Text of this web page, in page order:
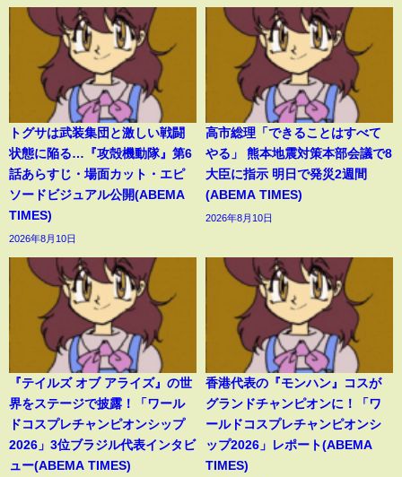
トグサは武装集団と激しい戦闘
状態に陥る…『攻殻機動隊』第6
話あらすじ・場面カット・エピ
ソードビジュアル公開(ABEMA
TIMES)
2026年8月10日
高市総理「できることはすべて
やる」 熊本地震対策本部会議で8
大臣に指示 明日で発災2週間
(ABEMA TIMES)
2026年8月10日
『テイルズ オブ アライズ』の世
界をステージで披露！「ワール
ドコスプレチャンピオンシップ
2026」3位ブラジル代表インタビ
ュー(ABEMA TIMES)
香港代表の『モンハン』コスが
グランドチャンピオンに！「ワ
ールドコスプレチャンピオンシ
ップ2026」レポート(ABEMA
TIMES)